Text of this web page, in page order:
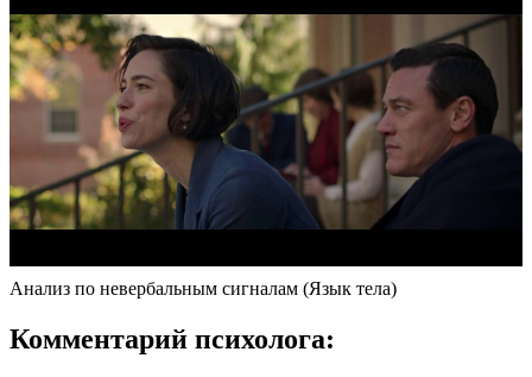
Анализ по невербальным сигналам (Язык тела)
Комментарий психолога: